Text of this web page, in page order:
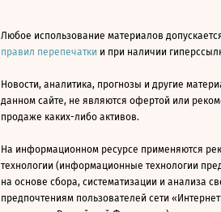
Любое использование материалов
правил перепечатки и при наличии
Новости, аналитика, прогнозы и другие
данном сайте, не являются офертой или
продаже каких-либо активов.
На информационном ресурсе применяются
технологии (информационные технологии
на основе сбора, систематизации и анализа
предпочтениям пользователей сети